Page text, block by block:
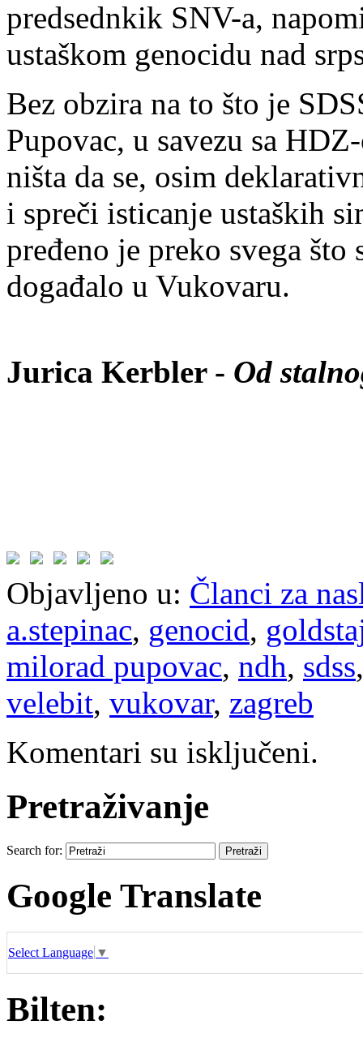
predsednkik SNV-a,
ustaškom genocidu nad
Bez obzira na to što je
Pupovac, u savezu sa
ništa da se, osim
i spreči isticanje ustaških
pređeno je preko svega što
događalo u Vukovaru.
Jurica Kerbler - Od
Objavljeno u: Članci za
a.stepinac, genocid,
milorad pupovac, ndh, sdss
velebit, vukovar, zagreb
Komentari su isključeni.
Pretraživanje
Search for:
Google Translate
Select Language ▼
Bilten: